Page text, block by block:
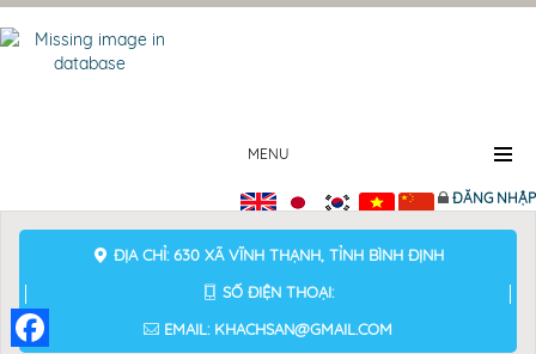
MENU
ĐĂNG NHẬP
ĐỊA CHỈ: 630 XÃ VĨNH THẠNH, TỈNH BÌNH ĐỊNH
SỐ ĐIỆN THOẠI:
EMAIL: KHACHSAN@GMAIL.COM